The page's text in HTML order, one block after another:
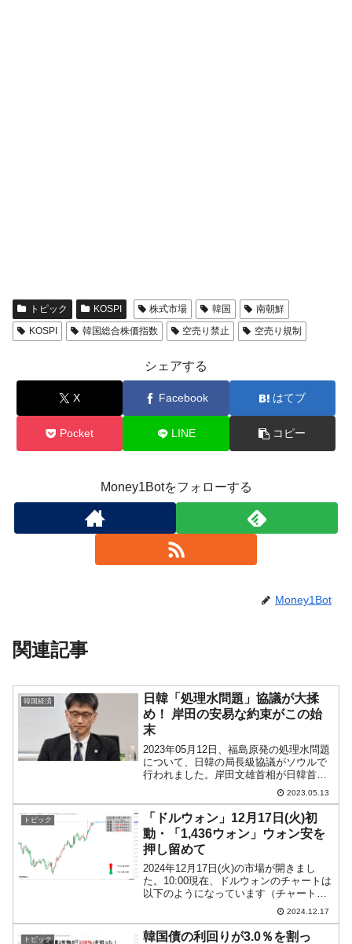
トピック KOSPI 株式市場 韓国
南朝鮮
KOSPI
韓国総合株価指数 空売り禁止 空売り規制
シェアする
X Facebook はてブ
Pocket LINE コピー
Money1Botをフォローする
Money1Bot
関連記事
韓国経済
日韓「処理水問題」協議が大揉
め！ 岸田の安易な約束がこの始
末
2023年05月12日、福島原発の処理水問題
について、日韓の局長級協議がソウルで
行われました。岸田文雄首相が日韓首脳
会談の結果、「韓国の視察団を受け入れ
る」と約束した結果です。これによっ
て、韓国は「独自の検証ができる」など
と「解釈」し、詳細...
2023.05.13
トピック
「ドルウォン」12月17日(火)初
動・「1,436ウォン」ウォン安を
押し留めて
2024年12月17日(火)の市場が開きまし
た。10:00現在、ドルウォンのチャートは
以下のようになっています（チャートは
『Investing.com』より引用）。これから
ローソク足の調整が入るかもしれません
が、前日は薄いながらも陽線になり...
2024.12.17
トピック
韓国債の利回りが3.0％を割っ